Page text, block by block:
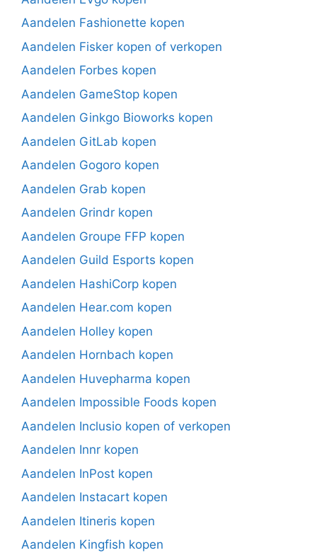
Aandelen Fashionette kopen
Aandelen Fisker kopen of verkopen
Aandelen Forbes kopen
Aandelen GameStop kopen
Aandelen Ginkgo Bioworks kopen
Aandelen GitLab kopen
Aandelen Gogoro kopen
Aandelen Grab kopen
Aandelen Grindr kopen
Aandelen Groupe FFP kopen
Aandelen Guild Esports kopen
Aandelen HashiCorp kopen
Aandelen Hear.com kopen
Aandelen Holley kopen
Aandelen Hornbach kopen
Aandelen Huvepharma kopen
Aandelen Impossible Foods kopen
Aandelen Inclusio kopen of verkopen
Aandelen Innr kopen
Aandelen InPost kopen
Aandelen Instacart kopen
Aandelen Itineris kopen
Aandelen Kingfish kopen